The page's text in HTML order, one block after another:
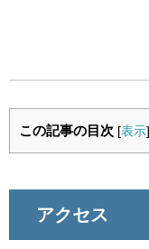
この記事の目次 [表示]
アクセス